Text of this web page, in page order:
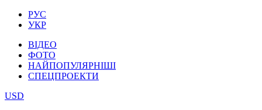
РУС
УКР
ВІДЕО
ФОТО
НАЙПОПУЛЯРНІШІ
СПЕЦПРОЕКТИ
USD